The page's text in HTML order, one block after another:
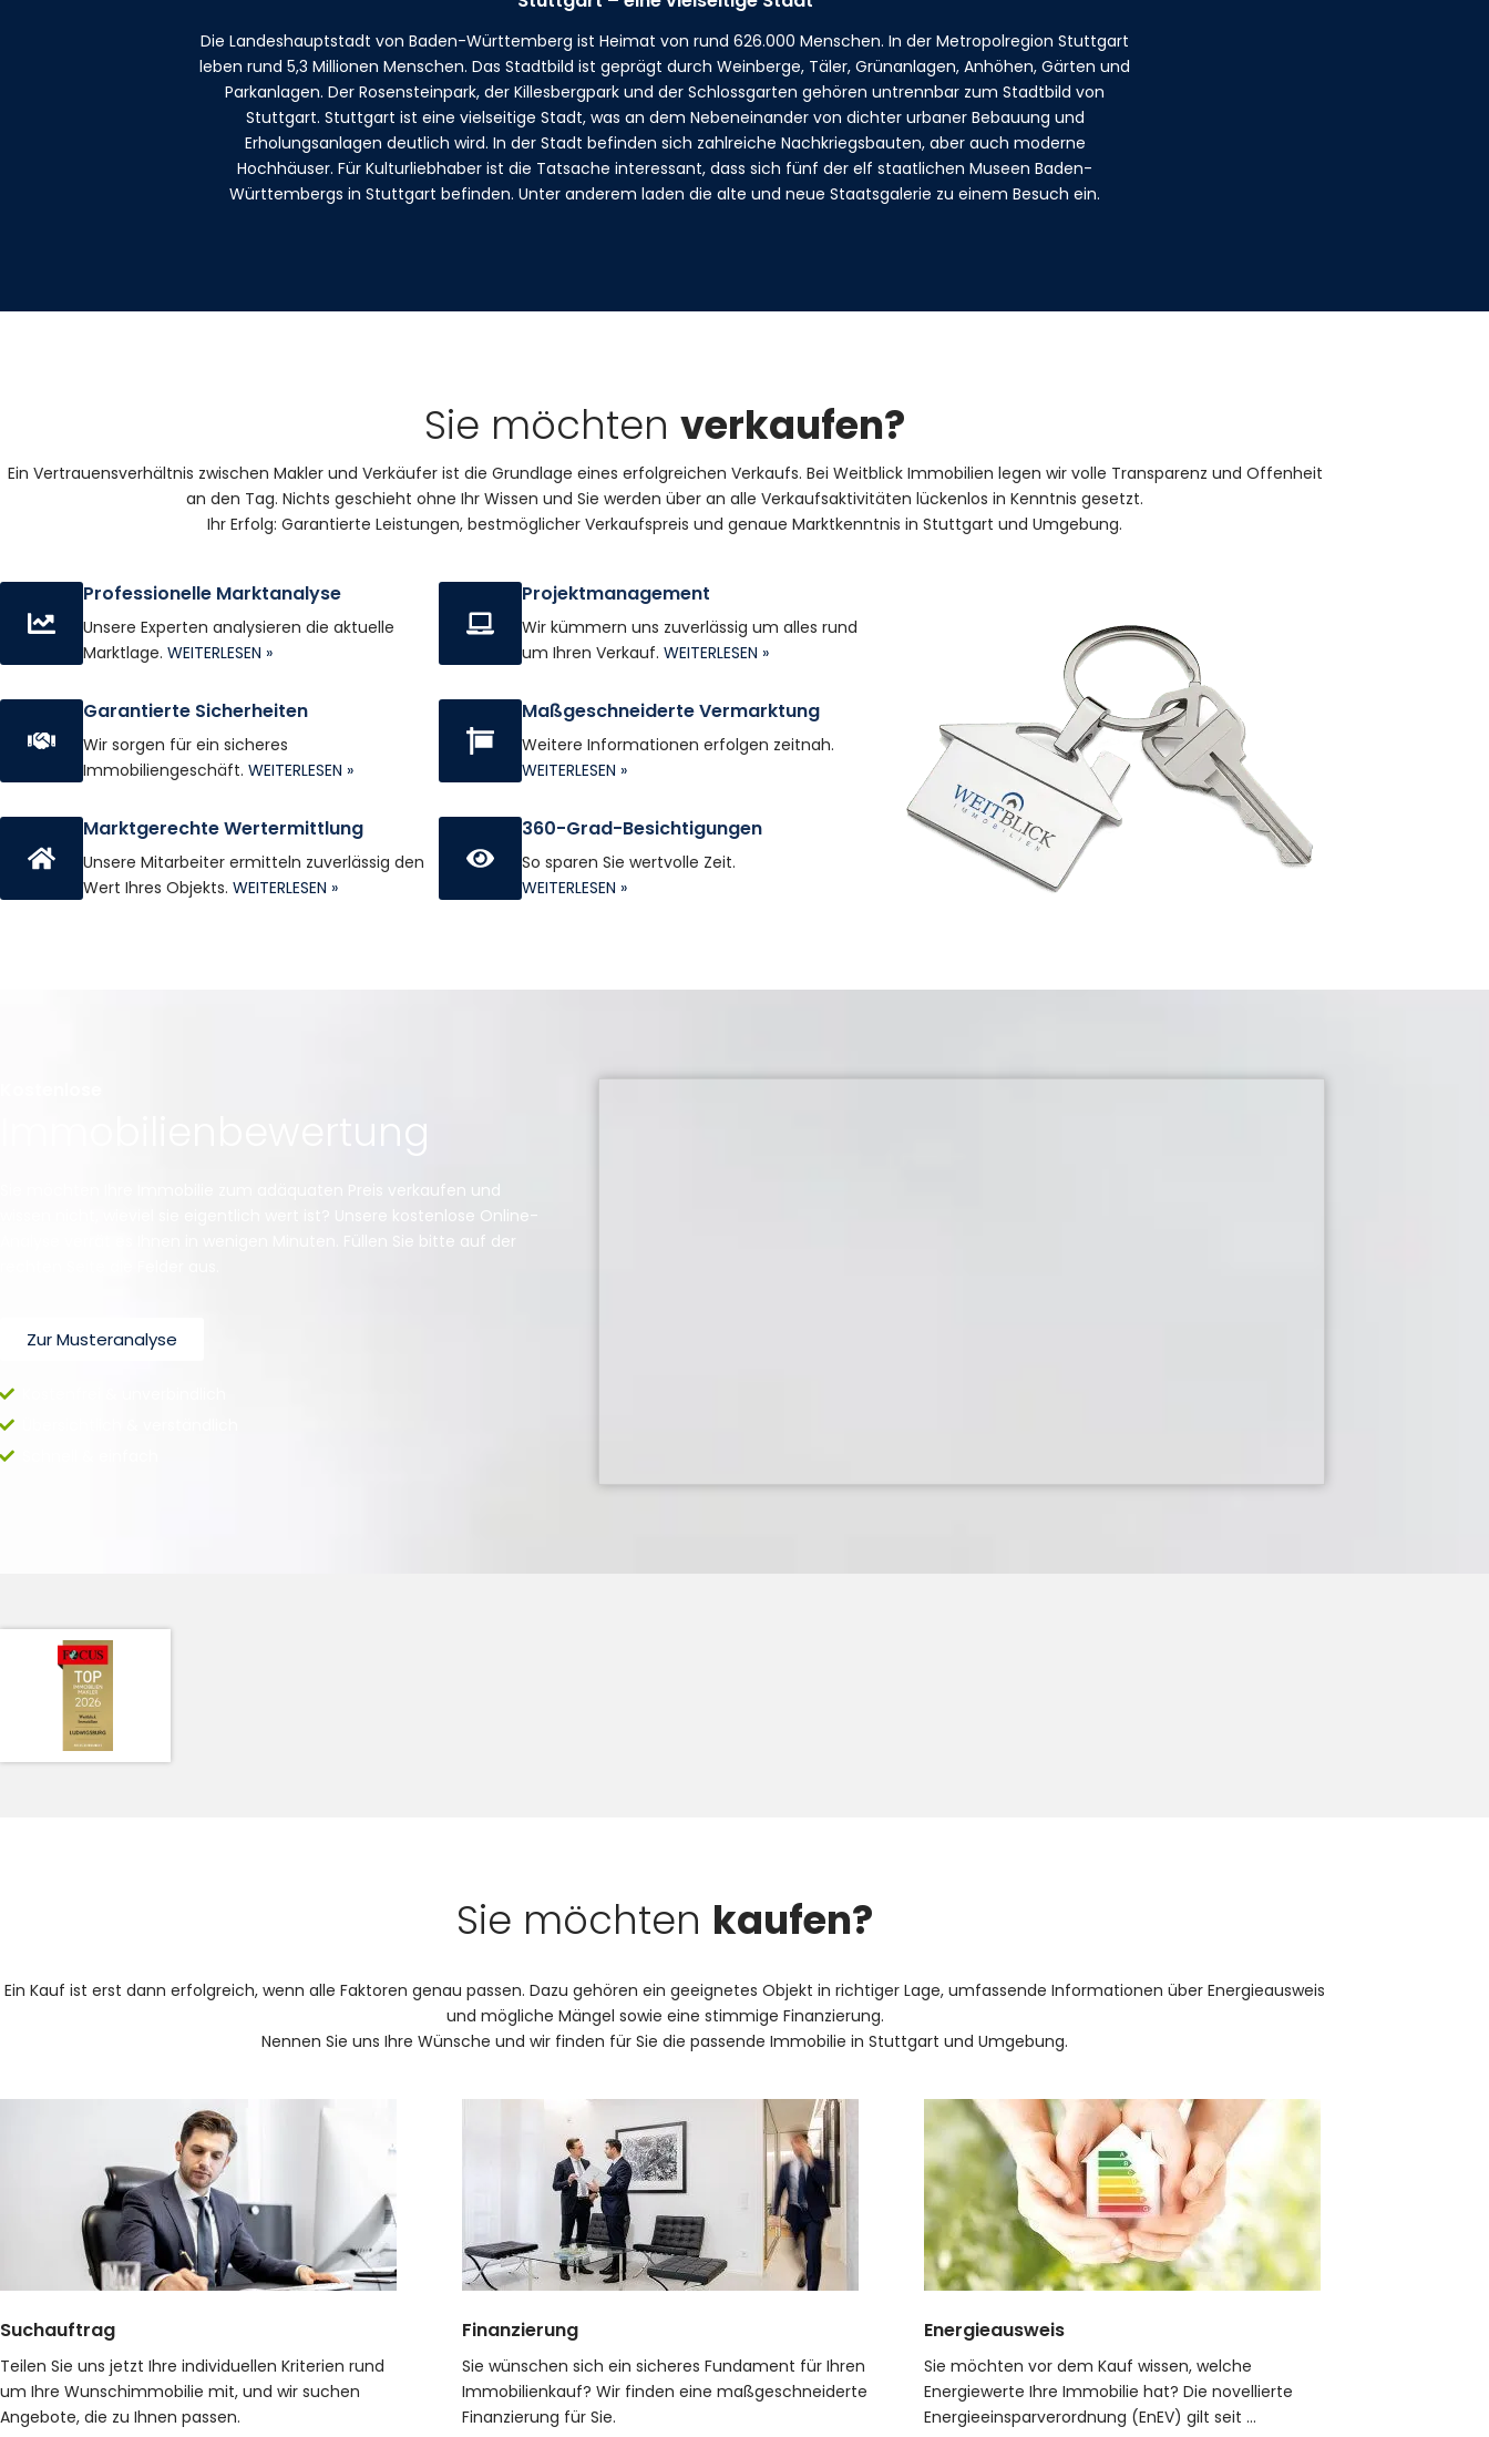
Die Landeshauptstadt von Baden-Württemberg ist Heimat von rund 626.000 Menschen. In der Metropolregion Stuttgart
leben rund 5,3 Millionen Menschen. Das Stadtbild ist geprägt durch Weinberge, Täler, Grünanlagen, Anhöhen, Gärten und
Parkanlagen. Der Rosensteinpark, der Killesbergpark und der Schlossgarten gehören untrennbar zum Stadtbild von
Stuttgart. Stuttgart ist eine vielseitige Stadt, was an dem Nebeneinander von dichter urbaner Bebauung und
Erholungsanlagen deutlich wird. In der Stadt befinden sich zahlreiche Nachkriegsbauten, aber auch moderne
Hochhäuser. Für Kulturliebhaber ist die Tatsache interessant, dass sich fünf der elf staatlichen Museen Baden-
Württembergs in Stuttgart befinden. Unter anderem laden die alte und neue Staatsgalerie zu einem Besuch ein.
Sie möchten verkaufen?
Ein Vertrauensverhältnis zwischen Makler und Verkäufer ist die Grundlage eines erfolgreichen Verkaufs. Bei Weitblick Immobilien legen wir volle Transparenz und Offenheit
an den Tag. Nichts geschieht ohne Ihr Wissen und Sie werden über an alle Verkaufsaktivitäten lückenlos in Kenntnis gesetzt.
Ihr Erfolg: Garantierte Leistungen, bestmöglicher Verkaufspreis und genaue Marktkenntnis in Stuttgart und Umgebung.
Professionelle Marktanalyse
Unsere Experten analysieren die aktuelle
Marktlage. WEITERLESEN »
Projektmanagement
Wir kümmern uns zuverlässig um alles rund
um Ihren Verkauf. WEITERLESEN »
Garantierte Sicherheiten
Wir sorgen für ein sicheres
Immobiliengeschäft. WEITERLESEN »
Maßgeschneiderte Vermarktung
Weitere Informationen erfolgen zeitnah.
WEITERLESEN »
Marktgerechte Wertermittlung
Unsere Mitarbeiter ermitteln zuverlässig den
Wert Ihres Objekts. WEITERLESEN »
360-Grad-Besichtigungen
So sparen Sie wertvolle Zeit.
WEITERLESEN »
Immobilienbewertung
Sie möchten Ihre Immobilie zum adäquaten Preis verkaufen und
wissen nicht, wieviel sie eigentlich wert ist? Unsere kostenlose Online-
Analyse verrät es Ihnen in wenigen Minuten. Füllen Sie bitte auf der
Zur Musteranalyse
Sie möchten kaufen?
Ein Kauf ist erst dann erfolgreich, wenn alle Faktoren genau passen. Dazu gehören ein geeignetes Objekt in richtiger Lage, umfassende Informationen über Energieausweis
und mögliche Mängel sowie eine stimmige Finanzierung.
Nennen Sie uns Ihre Wünsche und wir finden für Sie die passende Immobilie in Stuttgart und Umgebung.
Suchauftrag
Teilen Sie uns jetzt Ihre individuellen Kriterien rund
um Ihre Wunschimmobilie mit, und wir suchen
Angebote, die zu Ihnen passen.
Finanzierung
Sie wünschen sich ein sicheres Fundament für Ihren
Immobilienkauf? Wir finden eine maßgeschneiderte
Finanzierung für Sie.
Energieausweis
Sie möchten vor dem Kauf wissen, welche
Energiewerte Ihre Immobilie hat? Die novellierte
Energieeinsparverordnung (EnEV) gilt seit ...